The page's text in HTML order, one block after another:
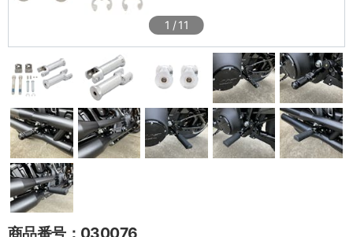
1 /11
商品番号：030076